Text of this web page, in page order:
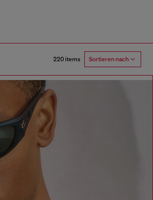
220 items Sortieren nach